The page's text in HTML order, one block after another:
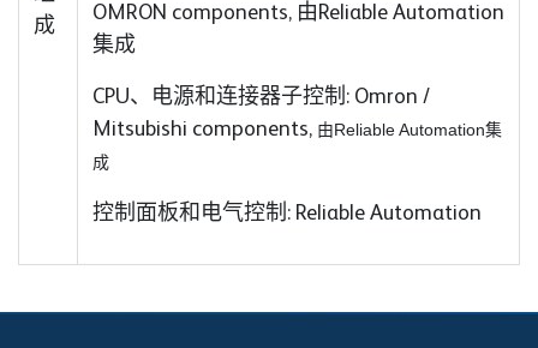
成
OMRON components, 由Reliable Automation
集成
CPU、电源和连接器子控制: Omron /
Mitsubishi components, 由Reliable Automation集
成
控制面板和电气控制: Reliable Automation